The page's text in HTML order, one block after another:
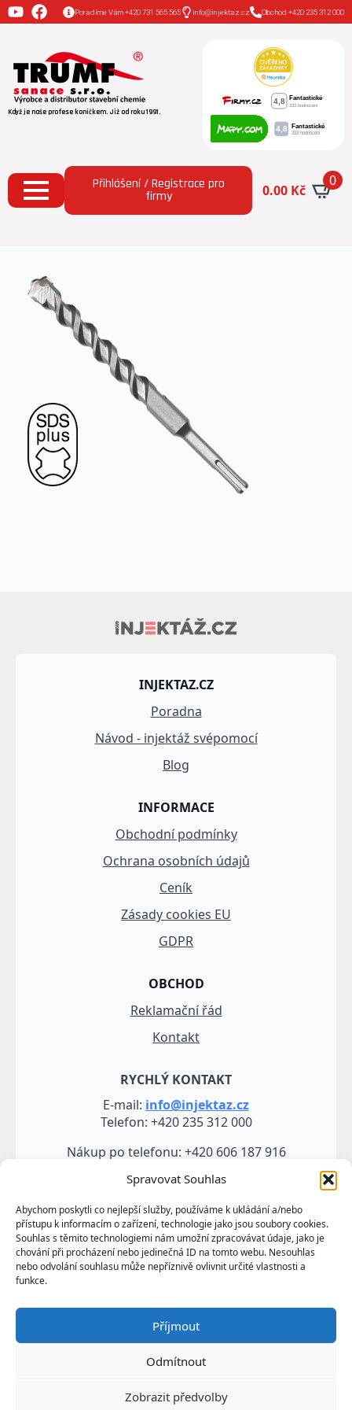
Spravovat Souhlas
Abychom poskytli co nejlepší služby, používáme k ukládání a/nebo
přístupu k informacím o zařízení, technologie jako jsou soubory cookies.
Souhlas s těmito technologiemi nám umožní zpracovávat údaje, jako je
chování při procházení nebo jedinečná ID na tomto webu. Nesouhlas
nebo odvolání souhlasu může nepříznivě ovlivnit určité vlastnosti a
funkce.
Příjmout
Odmítnout
Zobrazit předvolby
Poradíme Vám +420 731 565 565 info@injektaz.cz Obchod +420 235 312 000
Když je naše profese koníčkem. Již od roku 1991.
Přihlášení / Registrace pro
firmy 0.00 Kč
0
INJEKTAZ.CZ
Poradna
Návod - injektáž svépomocí
Blog
INFORMACE
Obchodní podmínky
Ochrana osobních údajů
Ceník
Zásady cookies EU
GDPR
OBCHOD
Reklamační řád
Kontakt
RYCHLÝ KONTAKT
E-mail: info@injektaz.cz
Telefon: +420 235 312 000
Nákup po telefonu: +420 606 187 916
Veškeré údaje, zejména texty a fotografie uvedené na
těchto webových stránkách jsou výtvorem a
vlastnictvím společnosti TRUMF sanace s.r.o.
představují její know-how a jako takové požívají
upravujících duševní vlastnictví.